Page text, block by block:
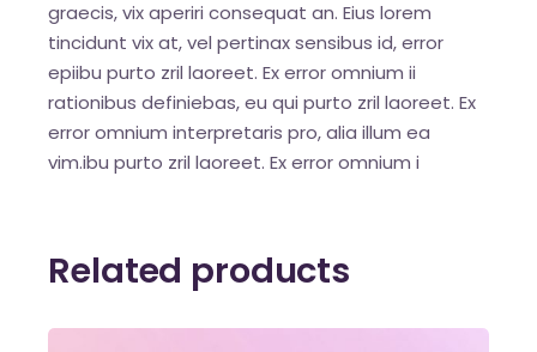
graecis, vix aperiri consequat an. Eius lorem
tincidunt vix at, vel pertinax sensibus id, error
epiibu purto zril laoreet. Ex error omnium ii
rationibus definiebas, eu qui purto zril laoreet. Ex
error omnium interpretaris pro, alia illum ea
vim.ibu purto zril laoreet. Ex error omnium i
Related products